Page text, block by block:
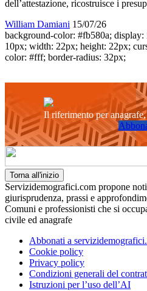
dell’attestazione, ricostruisce i
William Damiani 15/07/26
background-color: #fb580a;
10px; width: 22px; height: 22px;
color: #fff; border-radius: 32px;
Il riferimento per
Torna all'inizio
Servizidemografici.com propone
giurisprudenza, prassi e
Comuni e professionisti che si
civile ed anagrafe
Abbonati a
Cookie policy
Privacy policy
Condizioni generali del
Istruzioni per l’uso dell’AI